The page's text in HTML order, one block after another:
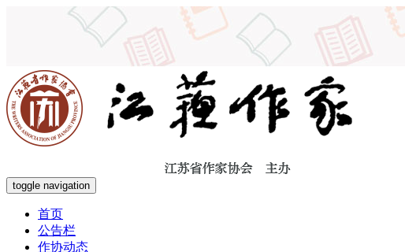
toggle navigation
首页
公告栏
作协动态